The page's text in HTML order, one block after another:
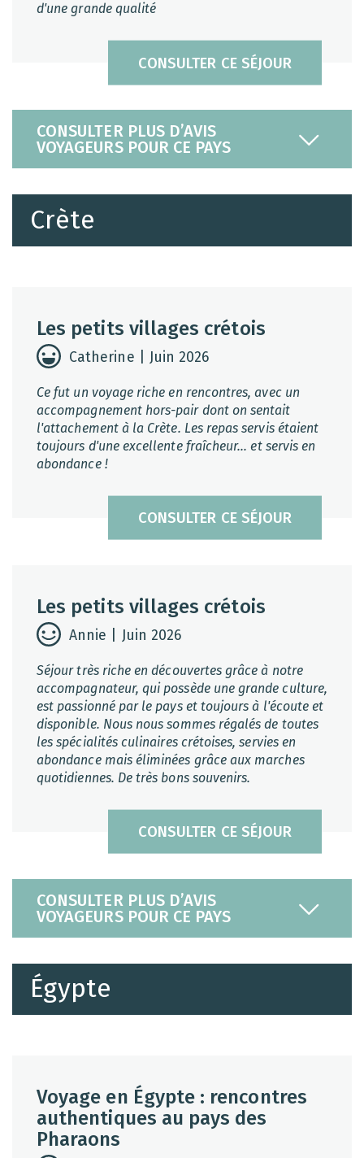
CONSULTER CE SÉJOUR
d'une grande qualité
CONSULTER PLUS D’AVIS
VOYAGEURS POUR CE PAYS
Crète
Les petits villages crétois
Catherine | Juin 2026
CONSULTER CE SÉJOUR
Ce fut un voyage riche en rencontres, avec un
accompagnement hors-pair dont on sentait
l'attachement à la Crète. Les repas servis étaient
toujours d'une excellente fraîcheur... et servis en
abondance !
Les petits villages crétois
Annie | Juin 2026
CONSULTER CE SÉJOUR
Séjour très riche en découvertes grâce à notre
accompagnateur, qui possède une grande culture,
est passionné par le pays et toujours à l'écoute et
disponible. Nous nous sommes régalés de toutes
les spécialités culinaires crétoises, servies en
abondance mais éliminées grâce aux marches
quotidiennes. De très bons souvenirs.
CONSULTER PLUS D’AVIS
VOYAGEURS POUR CE PAYS
Égypte
Voyage en Égypte : rencontres
authentiques au pays des
Pharaons